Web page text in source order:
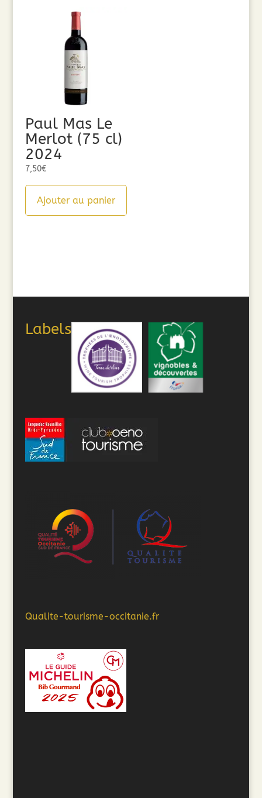
Paul Mas Le
Merlot (75 cl)
2024
7,50€
Ajouter au panier
Labels
Qualite-tourisme-occitanie.fr